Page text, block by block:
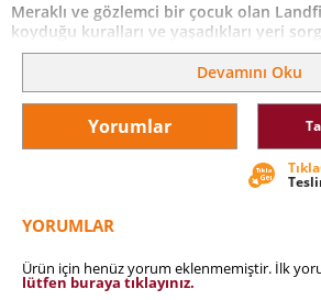
Meraklı ve gözlemci bir çocuk olan
koyduğu kuralları ve yaşadıkları yeri
hayatları alt üst olur.
Devamını Oku
Yorumlar
YORUMLAR
Ürün için henüz yorum eklenmemiştir. İlk
lütfen buraya tıklayınız.